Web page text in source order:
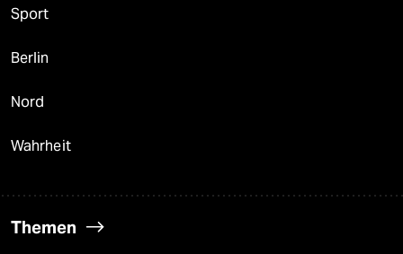
Sport
Berlin
Nord
Wahrheit
Themen